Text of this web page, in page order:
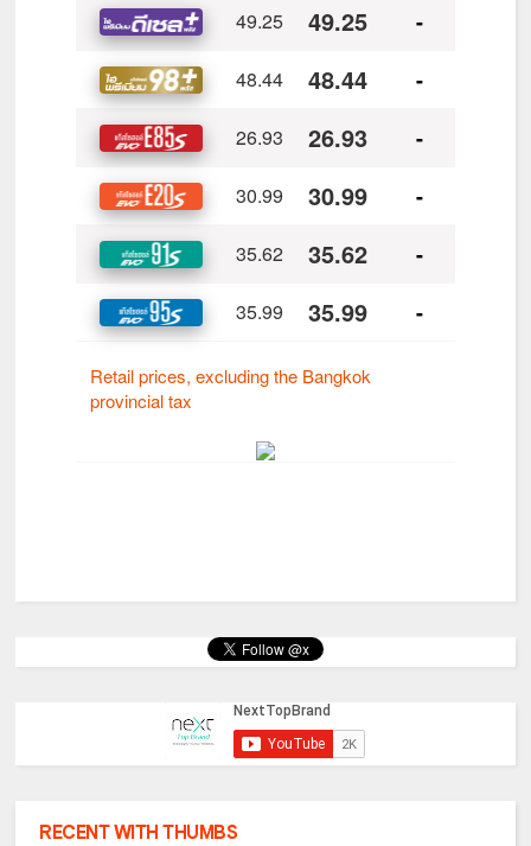
RECENT WITH THUMBS